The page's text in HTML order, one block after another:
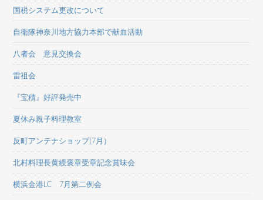
国税システム更改について
自衛隊神奈川地方協力本部で献血活動
八者会 意見交換会
雷祖会
『宝積』好評発売中
夏休み親子料理教室
反町アンテナショップ(7月）
北村料理長黄綬褒章受章記念賞味会
横浜金港LC 7月第二例会